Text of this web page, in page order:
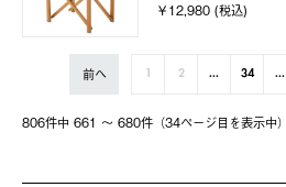
￥12,980 (税込)
806件中 661 〜 680件（34ページ⽬を表⽰中）
前へ 2 ... 34 ...